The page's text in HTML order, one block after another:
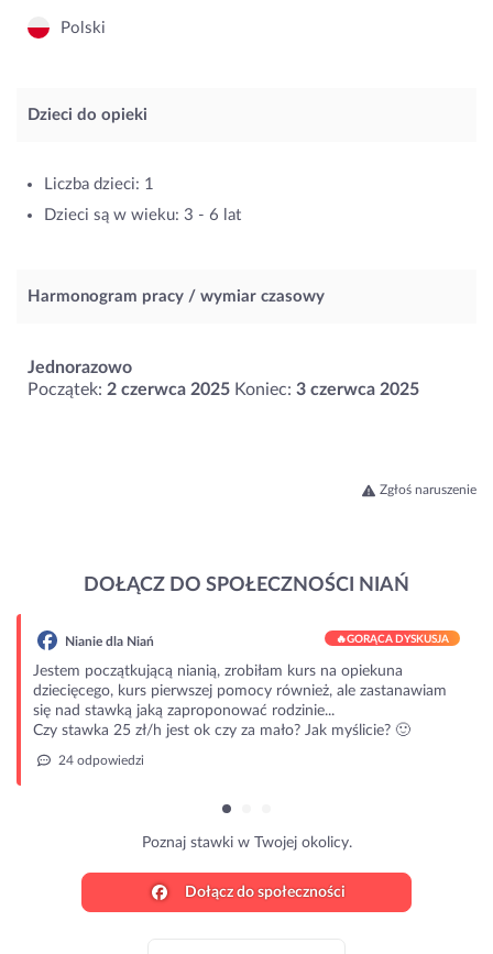
Polski
Dzieci do opieki
Liczba dzieci: 1
Dzieci są w wieku: 3 - 6 lat
Harmonogram pracy / wymiar czasowy
Jednorazowo
Początek: 2 czerwca 2025 Koniec: 3 czerwca 2025
Zgłoś naruszenie
DOŁĄCZ DO SPOŁECZNOŚCI NIAŃ
Nianie dla Niań 🔥GORĄCA DYSKUSJA
Jestem początkującą nianią, zrobiłam kurs na opiekuna
dziecięcego, kurs pierwszej pomocy również, ale zastanawiam
się nad stawką jaką zaproponować rodzinie...
Czy stawka 25 zł/h jest ok czy za mało? Jak myślicie? 🙂
24 odpowiedzi
Poznaj stawki w Twojej okolicy.
Dołącz do społeczności